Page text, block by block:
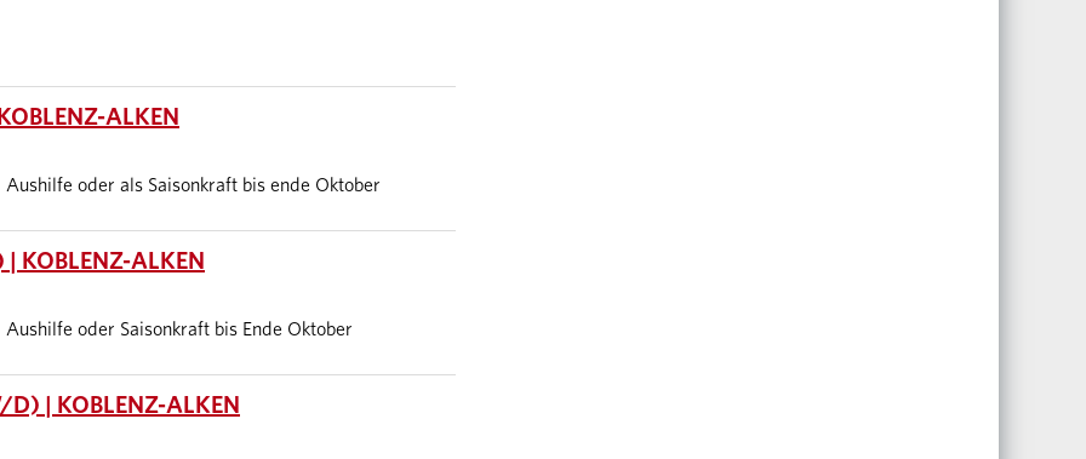
ALKEN
oder als Saisonkraft bis ende Oktober
KOBLENZ-ALKEN
oder Saisonkraft bis Ende Oktober
| KOBLENZ-ALKEN